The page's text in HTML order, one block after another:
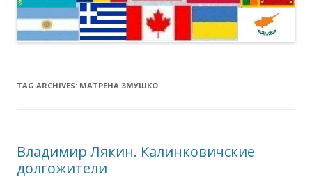
TAG ARCHIVES: МАТРЕНА ЗМУШКО
Владимир Лякин. Калинковичские
долгожители